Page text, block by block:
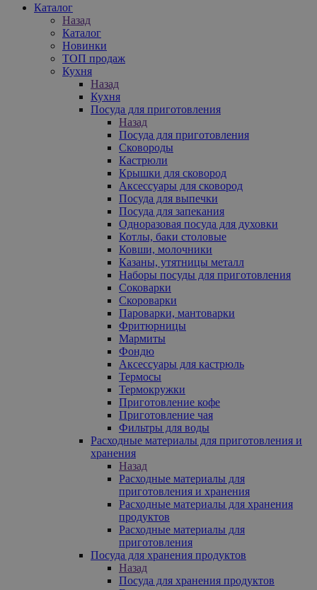
Каталог
Назад
Каталог
Новинки
ТОП продаж
Кухня
Назад
Кухня
Посуда для приготовления
Назад
Посуда для приготовления
Сковороды
Кастрюли
Крышки для сковород
Аксессуары для сковород
Посуда для выпечки
Посуда для запекания
Одноразовая посуда для духовки
Котлы, баки столовые
Ковши, молочники
Казаны, утятницы металл
Наборы посуды для приготовления
Соковарки
Скороварки
Пароварки, мантоварки
Фритюрницы
Мармиты
Фондю
Аксессуары для кастрюль
Термосы
Термокружки
Приготовление кофе
Приготовление чая
Фильтры для воды
Расходные материалы для приготовления и
хранения
Назад
Расходные материалы для
приготовления и хранения
Расходные материалы для хранения
продуктов
Расходные материалы для
приготовления
Посуда для хранения продуктов
Назад
Посуда для хранения продуктов